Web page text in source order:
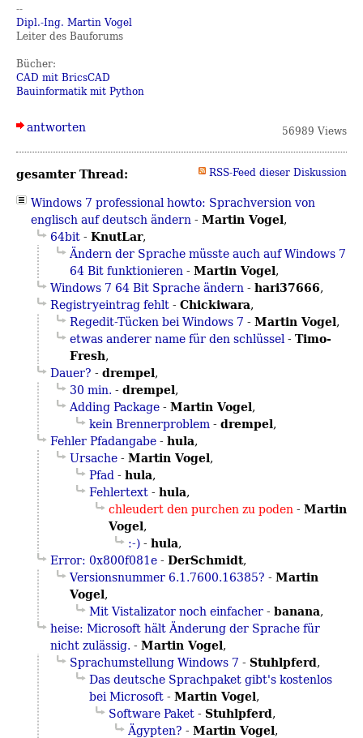
--
Dipl.-Ing. Martin Vogel
Leiter des Bauforums
Bücher:
CAD mit BricsCAD
Bauinformatik mit Python
antworten 56989 Views
gesamter Thread: RSS-Feed dieser Diskussion
Windows 7 professional howto: Sprachversion von
englisch auf deutsch ändern- Martin Vogel,
64bit- KnutLar,
Ändern der Sprache müsste auch auf Windows 7
64 Bit funktionieren- Martin Vogel,
Windows 7 64 Bit Sprache ändern- hari37666,
Registryeintrag fehlt- Chickiwara,
Regedit-Tücken bei Windows 7 - Martin Vogel,
etwas anderer name für den schlüssel- Timo-
Fresh,
Dauer? - drempel,
30 min. - drempel,
Adding Package- Martin Vogel,
kein Brennerproblem- drempel,
Fehler Pfadangabe- hula,
Ursache- Martin Vogel,
Pfad- hula,
Fehlertext- hula,
chleudert den purchen zu poden- Martin
Vogel,
:-)- hula,
Error: 0x800f081e- DerSchmidt,
Versionsnummer 6.1.7600.16385? - Martin
Vogel,
Mit Vistalizator noch einfacher- banana,
heise: Microsoft hält Änderung der Sprache für
nicht zulässig. - Martin Vogel,
Sprachumstellung Windows 7 - Stuhlpferd,
Das deutsche Sprachpaket gibt's kostenlos
bei Microsoft- Martin Vogel,
Software Paket- Stuhlpferd,
Ägypten? - Martin Vogel,